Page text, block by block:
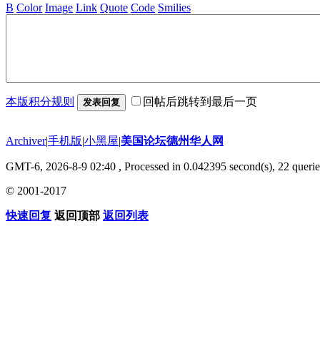
B Color Image Link Quote Code Smilies
本版积分规则 发表回复 回帖后跳转到最后一页
Archiver|手机版|小黑屋|美国论坛德州华人网
GMT-6, 2026-8-9 02:40 , Processed in 0.042395 second(s), 22
© 2001-2017
快速回复 返回顶部 返回列表